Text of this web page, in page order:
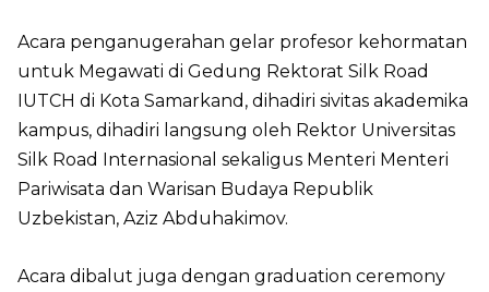
Acara penganugerahan gelar profesor kehormatan
untuk Megawati di Gedung Rektorat Silk Road
IUTCH di Kota Samarkand, dihadiri sivitas akademika
kampus, dihadiri langsung oleh Rektor Universitas
Silk Road Internasional sekaligus Menteri Menteri
Pariwisata dan Warisan Budaya Republik
Uzbekistan, Aziz Abduhakimov.
Acara dibalut juga dengan graduation ceremony